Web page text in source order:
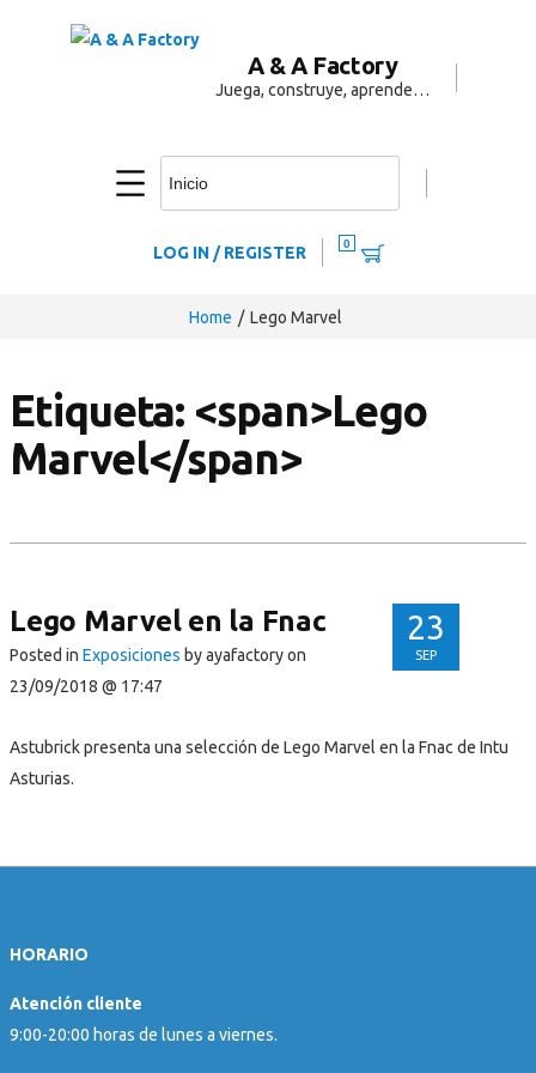
A & A Factory
Juega, construye, aprende…
LOG IN / REGISTER 0
Home Lego Marvel
Etiqueta: <span>Lego
Marvel</span>
23
SEP
Lego Marvel en la Fnac
Posted in Exposiciones by ayafactoryon
23/09/2018 @ 17:47
Astubrick presenta una selección de Lego Marvel en la Fnac de Intu
Asturias.
HORARIO
Atención cliente
9:00-20:00 horas de lunes a viernes.